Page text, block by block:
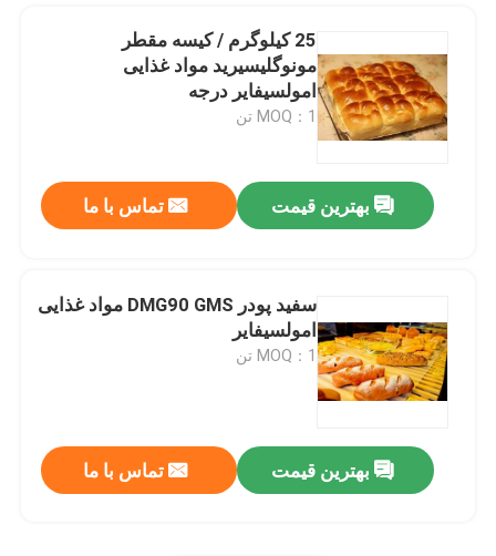
روان کننده های پی وی سی
افزودنی فوم EPE
25 کیلوگرم / کیسه مقطر
مونوگلیسیرید مواد غذایی
امولسیفایر درجه
MOQ：1 تن
بهترین قیمت تماس با ما
سفید پودر DMG90 GMS مواد غذایی
امولسیفایر
MOQ：1 تن
بهترین قیمت تماس با ما